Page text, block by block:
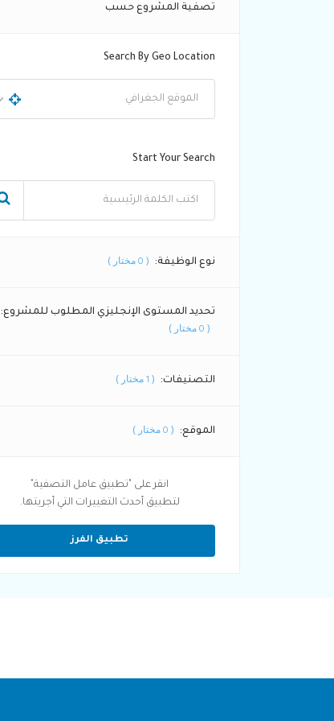
تصفية المشروع حسب
Search By Geo Location
Start Your Search
نوع الوظيفة: (
0 مختار )
تحديد المستوى الإنجليزي المطلوب للمشروع:
(
0 مختار )
التصنيفات: (
1 مختار )
الموقع: (
0 مختار )
انقر على "تطبيق عامل التصفية"
لتطبيق أحدث التغييرات التي أجريتها.